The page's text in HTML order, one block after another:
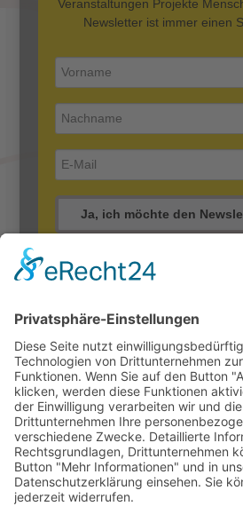
Veranstaltungen Projekte
Newsletter ist immer einen
Ja, ich möchte den
rapidmail. Mit Ihrer
dass die eingegebenen
Datenschutz